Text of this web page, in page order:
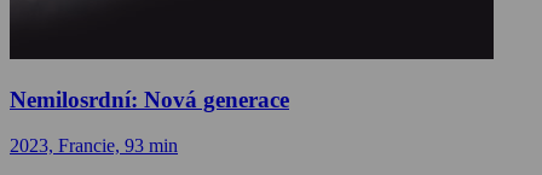
Nemilosrdní: Nová generace
2023, Francie, 93 min